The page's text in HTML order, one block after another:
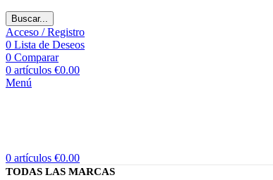
Buscar...
Acceso / Registro
0 Lista de Deseos
0 Comparar
0 artículos €0.00
Menú
0 artículos €0.00
TODAS LAS MARCAS